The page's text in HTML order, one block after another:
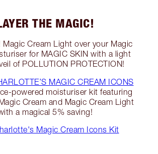
THE MAGIC!
Magic Cream Light over your Magic
for MAGIC SKIN with a light
of POLLUTION PROTECTION!
MAGIC CREAM ICONS
powered moisturiser kit featuring
Cream and Magic Cream Light
a magical 5% saving!
Magic Cream Icons Kit